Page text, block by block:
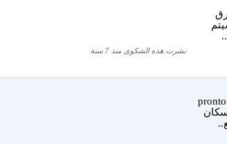
نشرت هذه الشكوى منذ 7 سنة
شرب الشيشة على مقهي برونتو pronto